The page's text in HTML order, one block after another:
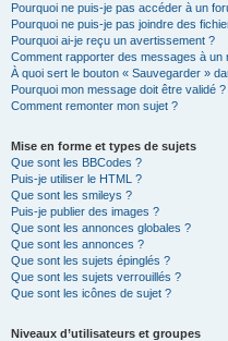
Pourquoi ne puis-je pas accéder à un
Pourquoi ne puis-je pas joindre des
Pourquoi ai-je reçu un avertissement ?
Comment rapporter des messages à un
À quoi sert le bouton « Sauvegarder »
Pourquoi mon message doit être validé ?
Comment remonter mon sujet ?
Mise en forme et types de sujets
Que sont les BBCodes ?
Puis-je utiliser le HTML ?
Que sont les smileys ?
Puis-je publier des images ?
Que sont les annonces globales ?
Que sont les annonces ?
Que sont les sujets épinglés ?
Que sont les sujets verrouillés ?
Que sont les icônes de sujet ?
Niveaux d’utilisateurs et groupes